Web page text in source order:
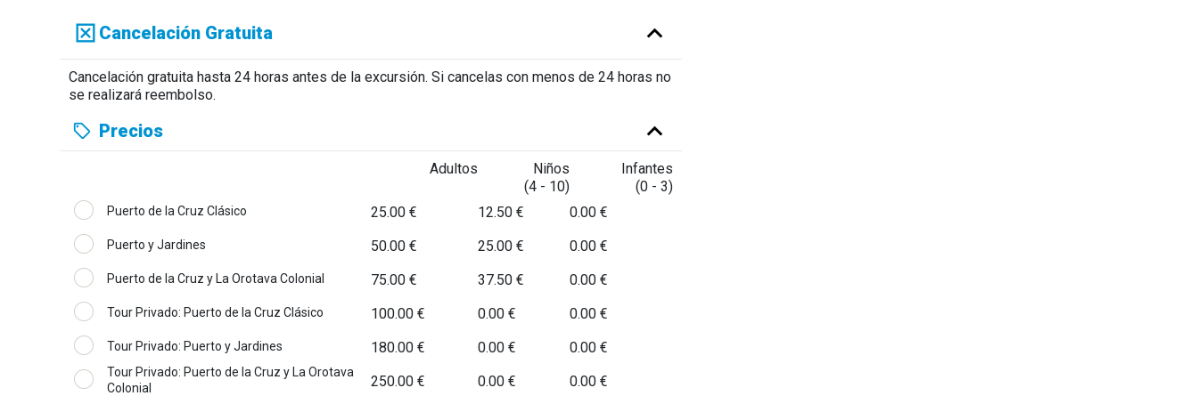
Cancelación Gratuita
Cancelación gratuita hasta 24 horas antes de la excursión. Si cancelas con menos de 24 horas no
se realizará reembolso.
Precios
Adultos
Niños
(4 - 10)
Infantes
(0 - 3)
Puerto de la Cruz Clásico 25.00 € 12.50 € 0.00 €
Puerto y Jardines 50.00 € 25.00 € 0.00 €
Puerto de la Cruz y La Orotava Colonial 75.00 € 37.50 € 0.00 €
Tour Privado: Puerto de la Cruz Clásico 100.00 € 0.00 € 0.00 €
Tour Privado: Puerto y Jardines 180.00 € 0.00 € 0.00 €
Tour Privado: Puerto de la Cruz y La Orotava
Colonial
250.00 € 0.00 € 0.00 €